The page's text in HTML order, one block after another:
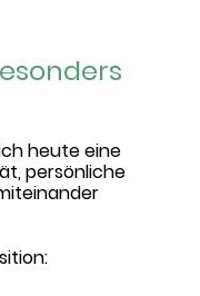
heute eine
persönliche